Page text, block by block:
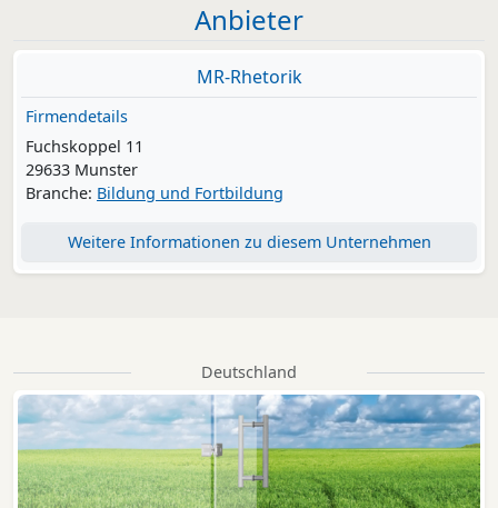
Anbieter
MR-Rhetorik
Firmendetails
Fuchskoppel 11
29633 Munster
Branche: Bildung und Fortbildung
Weitere Informationen zu diesem Unternehmen
Deutschland